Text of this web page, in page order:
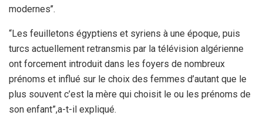
modernes’’.
“Les feuilletons égyptiens et syriens à une époque, puis
turcs actuellement retransmis par la télévision algérienne
ont forcement introduit dans les foyers de nombreux
prénoms et influé sur le choix des femmes d’autant que le
plus souvent c’est la mère qui choisit le ou les prénoms de
son enfant”,a-t-il expliqué.